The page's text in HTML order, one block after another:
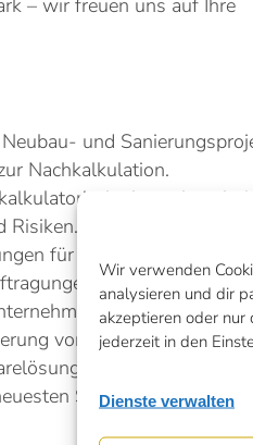
Wir verwenden
analysieren und dir
akzeptieren oder
jederzeit in den
Dienste verwalten
– wir freuen uns auf Ihre
und
Nachkalkulation.
als auch
Risiken.
für Kalkulationen,
auf und
von Preisen.
und hältst Texte,
Stand.